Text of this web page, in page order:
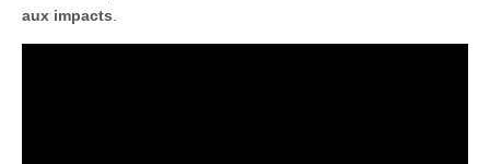
aux impacts